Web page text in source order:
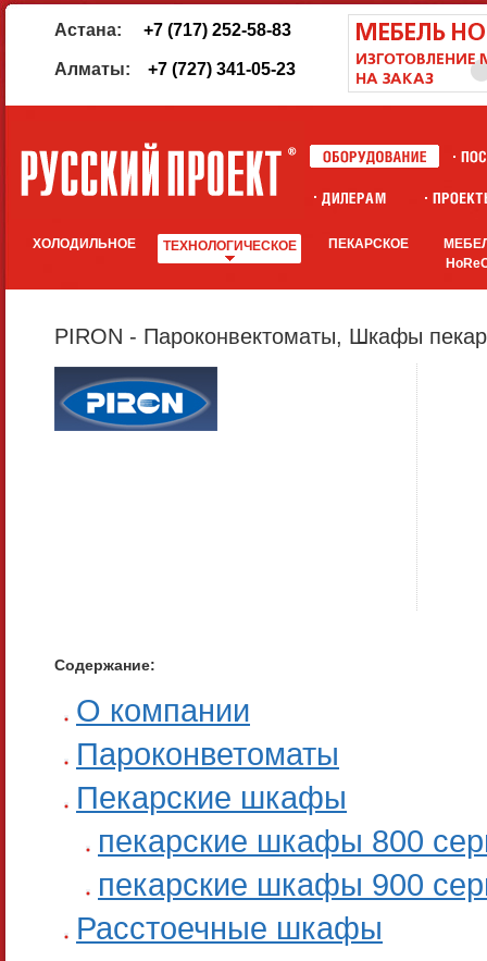
Астана: +7 (717) 252-58-83
Алматы: +7 (727) 341-05-23
ХОЛОДИЛЬНОЕ ТЕХНОЛОГИЧЕСКОЕ ПЕКАРСКОЕ
PIRON - Пароконвектоматы, Шкафы
Содержание:
О компании
Пароконветоматы
Пекарские шкафы
пекарские шкафы 800
пекарские шкафы 900
Расстоечные шкафы